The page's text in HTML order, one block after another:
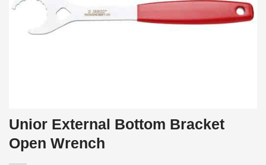
Unior External Bottom Bracket
Open Wrench